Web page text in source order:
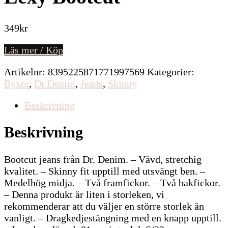
349kr
Läs mer / Köp
Artikelnr: 8395225871771997569 Kategorier:
Byxor, Dr Denim, Jeans, Skinny
Beskrivning
Beskrivning
Bootcut jeans från Dr. Denim. – Vävd, stretchig
kvalitet. – Skinny fit upptill med utsvängt ben. –
Medelhög midja. – Två framfickor. – Två bakfickor.
– Denna produkt är liten i storleken, vi
rekommenderar att du väljer en större storlek än
vanligt. – Dragkedjestängning med en knapp upptill.